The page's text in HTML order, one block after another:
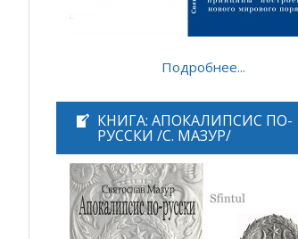
Подробнее...
КНИГА: АПОКАЛИПСИС ПО-
РУССКИ /С. МАЗУР/